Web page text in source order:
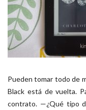
Pueden tomar todo de
Black está de vuelta.
contrato. —¿Qué tipo